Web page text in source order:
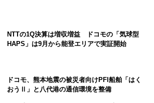
NTTの1Q決算は増収増益 ドコモの「気球型
HAPS」は9月から能登エリアで実証開始
ドコモ、熊本地震の被災者向けPFI船舶「はく
おうⅡ」と八代港の通信環境を整備